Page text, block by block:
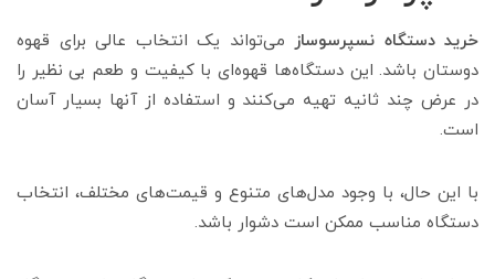
خرید دستگاه نسپرسوساز می‌تواند یک انتخاب عالی برای قهوه‌
دوستان باشد. این دستگاه‌ها قهوه‌ای با کیفیت و طعم بی نظیر را
در عرض چند ثانیه تهیه می‌کنند و استفاده از آنها بسیار آسان
است.
با این حال، با وجود مدل‌های متنوع و قیمت‌های مختلف، انتخاب
دستگاه مناسب ممکن است دشوار باشد.